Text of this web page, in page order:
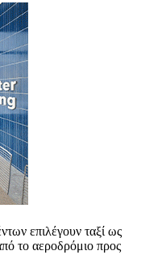
επιλέγουν ταξί ως
το αεροδρόμιο προς